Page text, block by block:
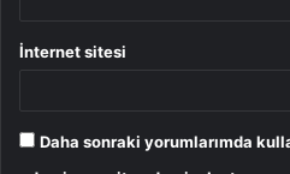
İnternet sitesi
Daha sonraki yorumlarımda